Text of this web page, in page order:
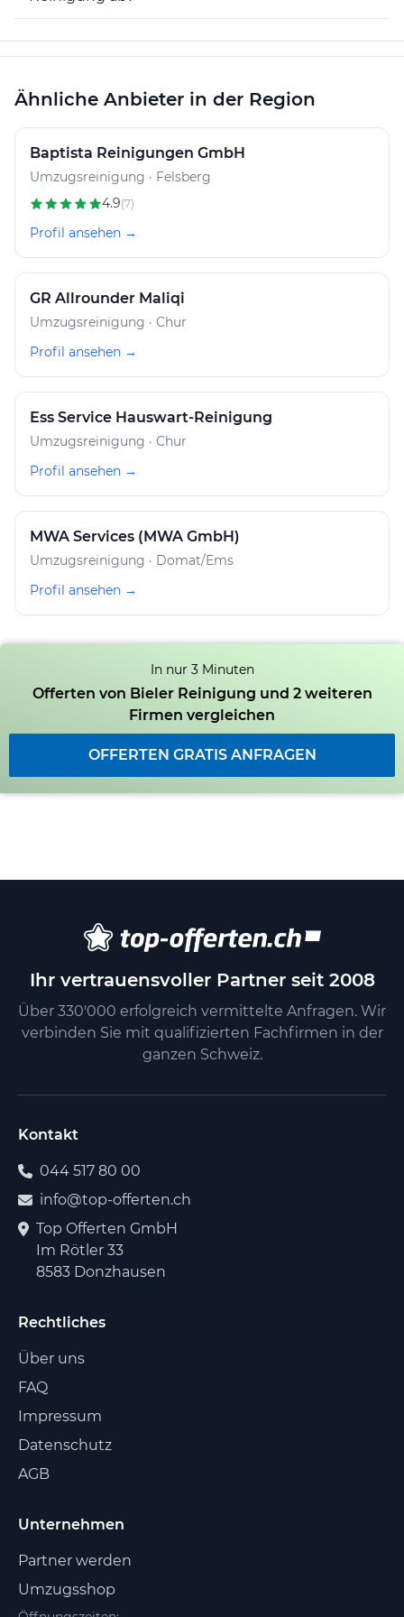
Reinigung setzt auf Transparenz und Erreichbarkeit,
und Umgebung sicherzustellen.
Ähnliche Anbieter in der Region
Baptista Reinigungen GmbH
Umzugsreinigung · Felsberg
4.9(7)
Profil ansehen →
GR Allrounder Maliqi
Umzugsreinigung · Chur
Profil ansehen →
Ess Service Hauswart-Reinigung
Umzugsreinigung · Chur
Profil ansehen →
MWA Services (MWA GmbH)
Umzugsreinigung · Domat/Ems
Profil ansehen →
In nur 3 Minuten
Offerten von Bieler Reinigung und 2 weiteren
Firmen vergleichen
OFFERTEN GRATIS ANFRAGEN
Ihr vertrauensvoller Partner seit 2008
Über 330'000 erfolgreich vermittelte Anfragen. Wir
verbinden Sie mit qualifizierten Fachfirmen in der
ganzen Schweiz.
Kontakt
044 517 80 00
info@top-offerten.ch
Top Offerten GmbH
Im Rötler 33
8583 Donzhausen
Rechtliches
Über uns
FAQ
Impressum
Datenschutz
AGB
Unternehmen
Partner werden
Umzugsshop